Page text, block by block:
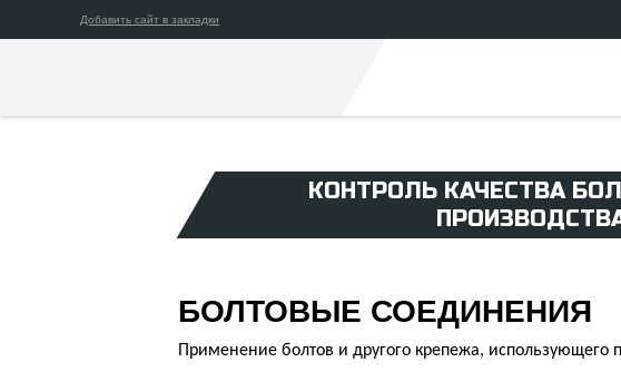
Добавить сайт в закладки
КОНТРОЛЬ КАЧЕСТВА
БОЛТОВЫЕ СОЕДИНЕНИЯ
Применение болтов и другого крепежа,